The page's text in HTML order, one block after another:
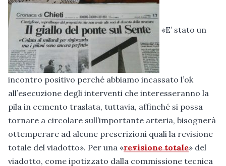
«E’ stato un
incontro positivo perché abbiamo incassato l’ok
all’esecuzione degli interventi che interesseranno la
pila in cemento traslata, tuttavia, affinché si possa
tornare a circolare sull’importante arteria, bisognerà
ottemperare ad alcune prescrizioni quali la revisione
totale del viadotto». Per una «revisione totale» del
viadotto, come ipotizzato dalla commissione tecnica